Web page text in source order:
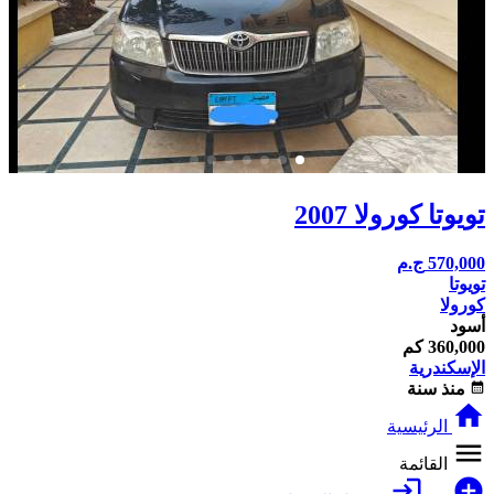
تويوتا كورولا 2007
570,000 ج.م
تويوتا
كورولا
أسود
360,000 كم
الإسكندرية
calendar_month منذ سنة
home الرئيسية
menu القائمة